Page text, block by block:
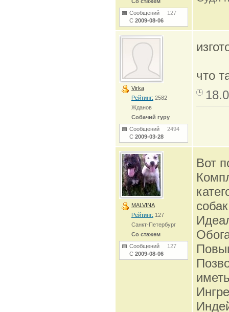
Сообщений 127
С 2009-08-06
Virka
Рейтинг: 2582
Жданов
Собачий гуру
Сообщений 2494
С 2009-03-28
что
MALVINA
Рейтинг: 127
Санкт-Петербург
Со стажем
Сообщений 127
С 2009-08-06
Вот